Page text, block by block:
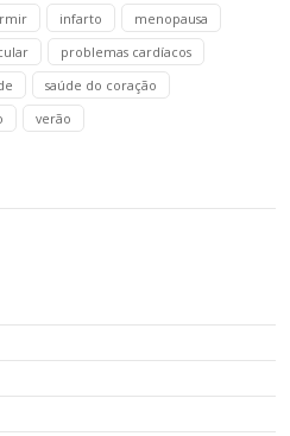
infarto
menopausa
problemas cardíacos
saúde do coração
verão